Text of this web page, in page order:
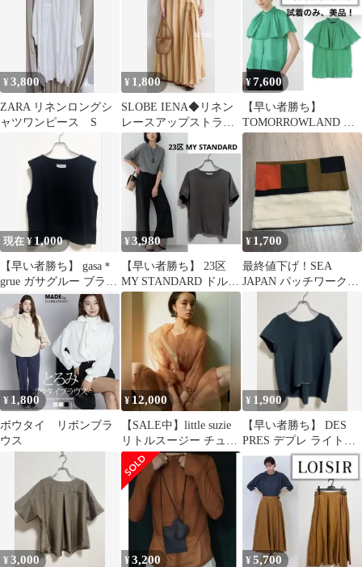
¥3,800
ZARA リネンロングシ
ャツワンピース S
¥ 1,800
SLOBE IENA◆リネン
レースアップストライ
プスカート◆38◆麻ス
カート
¥7,600
【早い者勝ち】
TOMORROWLAND コ
ットンシルク ラッフル
カラーブラウス
現在 ¥ 1,000
【早い者勝ち】 gasa＊
grue ガサグルー ブラッ
ク カットソー タン
ク
¥3,980
【早い者勝ち】 23区
MY STANDARD ドルマ
ンストレッチ プルオー
¥ 1,700
最終値下げ！SEA
JAPAN パッチワーク
クラッチバッグ
¥ 1,800
ボウタイ リボンブラ
ウス
¥12,000
【SALE中】little suzie
リトルスージー チュー
ルドレス
¥ 1,900
【早い者勝ち】 DES
PRES デプレ ライトダ
ブルクロス タックブ
ラウス
¥3,000 ¥3,200 ¥5,700